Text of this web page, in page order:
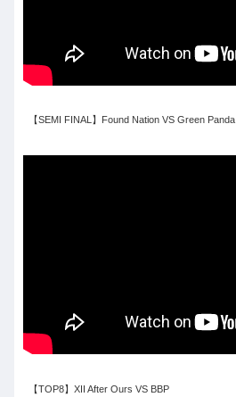
【SEMI FINAL】Found Nation VS Green Panda
【TOP8】XII After Ours VS BBP